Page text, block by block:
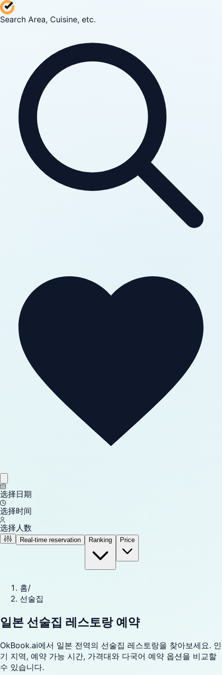
Search Area, Cuisine, etc.
选择日期
选择时间
选择人数
Real-time reservation Ranking Price
홈/
선술집
일본 선술집 레스토랑 예약
OkBook.ai에서 일본 전역의 선술집 레스토랑을 찾아보세요. 인
기 지역, 예약 가능 시간, 가격대와 다국어 예약 옵션을 비교할
수 있습니다.